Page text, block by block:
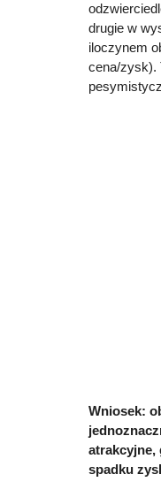
drugie w
iloczynem
cena/zysk).
Wniosek:
atrakcyjne,
spadku